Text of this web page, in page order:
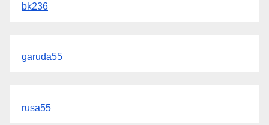
bk236
garuda55
rusa55